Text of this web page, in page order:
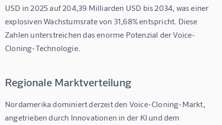
USD in 2025 auf 204,39 Milliarden USD bis 2034, was einer
explosiven Wachstumsrate von 31,68% entspricht. Diese
Zahlen unterstreichen das enorme Potenzial der Voice-
Cloning-Technologie.
Regionale Marktverteilung
Nordamerika dominiert derzeit den Voice-Cloning-Markt,
angetrieben durch Innovationen in der KI und dem